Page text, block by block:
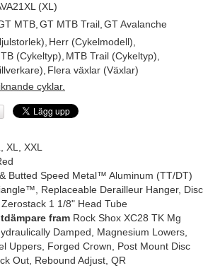
(XL)
MTB GT MTB Trail GT Avalanche
Herr (Cykelmodell)
(Cykeltyp) MTB Trail (Cykeltyp)
Flera växlar (Växlar)
cyklar.
XL, XXL
Butted Speed Metal™ Aluminum (TT/DT)
Replaceable Derailleur Hanger, Disc
1 1/8" Head Tube
fram Rock Shox XC28 TK Mg
Damped, Magnesium Lowers,
Uppers, Forged Crown, Post Mount Disc
Out, Rebound Adjust, QR